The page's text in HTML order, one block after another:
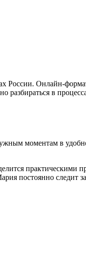
Онлайн-
разбираться в
моментам в
практическими
постоянно следит